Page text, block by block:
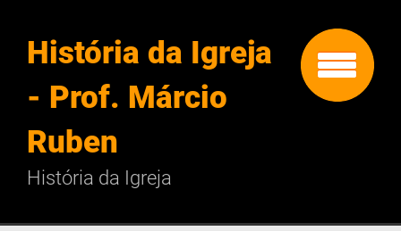
História da Igreja
- Prof. Márcio
Ruben
História da Igreja